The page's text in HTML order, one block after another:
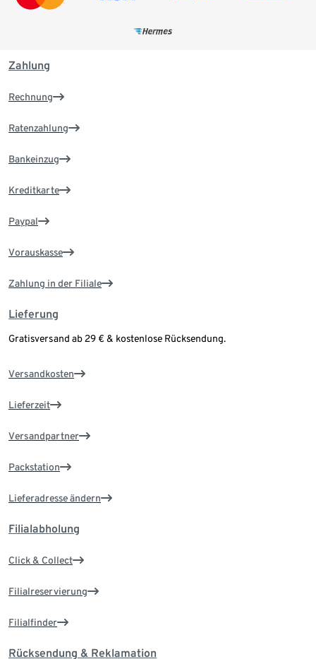
Zahlung
Rechnung
Ratenzahlung
Bankeinzug
Kreditkarte
Paypal
Vorauskasse
Zahlung in der Filiale
Lieferung
Gratisversand ab 29 € & kostenlose Rücksendung.
Versandkosten
Lieferzeit
Versandpartner
Packstation
Lieferadresse ändern
Filialabholung
Click & Collect
Filialreservierung
Filialfinder
Rücksendung & Reklamation